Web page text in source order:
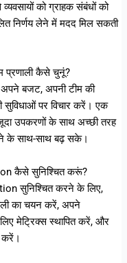
को ग्राहक संबंधों को
निर्णय लेने में मदद मिल सकती
प्रणाली कैसे चुनूं?
बजट, अपनी टीम की
सुविधाओं पर विचार करें। एक
उपकरणों के साथ अच्छी तरह
के साथ-साथ बढ़ सके।
कैसे सुनिश्चित करूं?
सुनिश्चित करने के लिए,
का चयन करें, अपने
मेट्रिक्स स्थापित करें, और
करें।